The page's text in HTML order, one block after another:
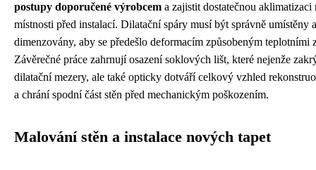
postupy doporučené výrobcem a zajistit dostatečnou aklimatizaci
místnosti před instalací. Dilatační spáry musí být správně umístěny a
dimenzovány, aby se předešlo deformacím způsobeným teplotními
Závěrečné práce zahrnují osazení soklových lišt, které nejenže
dilatační mezery, ale také opticky dotváří celkový vzhled
a chrání spodní část stěn před mechanickým poškozením.
Malování stěn a instalace nových tapet